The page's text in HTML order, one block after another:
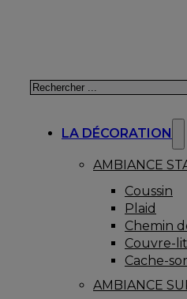
Rechercher
LA DÉCORATION
AMBIANCE
Coussin
Plaid
Chemin
Couvre-lit
Cache-
AMBIANCE